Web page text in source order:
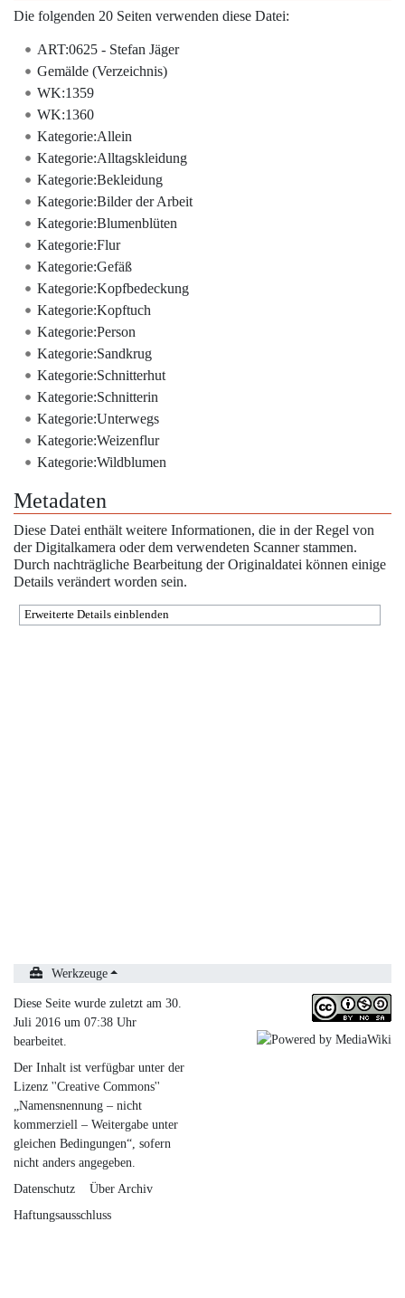
Die folgenden 20 Seiten verwenden diese Datei:
ART:0625 - Stefan Jäger
Gemälde (Verzeichnis)
WK:1359
WK:1360
Kategorie:Allein
Kategorie:Alltagskleidung
Kategorie:Bekleidung
Kategorie:Bilder der Arbeit
Kategorie:Blumenblüten
Kategorie:Flur
Kategorie:Gefäß
Kategorie:Kopfbedeckung
Kategorie:Kopftuch
Kategorie:Person
Kategorie:Sandkrug
Kategorie:Schnitterhut
Kategorie:Schnitterin
Kategorie:Unterwegs
Kategorie:Weizenflur
Kategorie:Wildblumen
Metadaten
Diese Datei enthält weitere Informationen, die in der Regel von
der Digitalkamera oder dem verwendeten Scanner stammen.
Durch nachträgliche Bearbeitung der Originaldatei können einige
Details verändert worden sein.
Erweiterte Details einblenden
Werkzeuge
Diese Seite wurde zuletzt am 30.
Juli 2016 um 07:38 Uhr
bearbeitet.
Der Inhalt ist verfügbar unter der
Lizenz ''Creative Commons''
„Namensnennung – nicht
kommerziell – Weitergabe unter
gleichen Bedingungen“, sofern
nicht anders angegeben.
Datenschutz
Über Archiv
Haftungsausschluss